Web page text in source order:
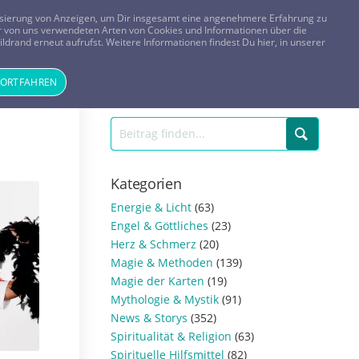
FRAGEN? KOSTENLOS ANRUFEN: 0800-8478266
Magazin ANMELDEN REGISTRIEREN
Kategorien
Energie & Licht (63)
Engel & Göttliches (23)
Herz & Schmerz (20)
Magie & Methoden (139)
Magie der Karten (19)
Mythologie & Mystik (91)
News & Storys (352)
Spiritualität & Religion (63)
Spirituelle Hilfsmittel (82)
von Anzeigen, um Dir insgesamt eine angenehmere Erfahrung zu
uns verwendeten Arten von Cookies und Informationen über die
erneut aufrufst. Weitere Informationen findest Du hier, in unserer